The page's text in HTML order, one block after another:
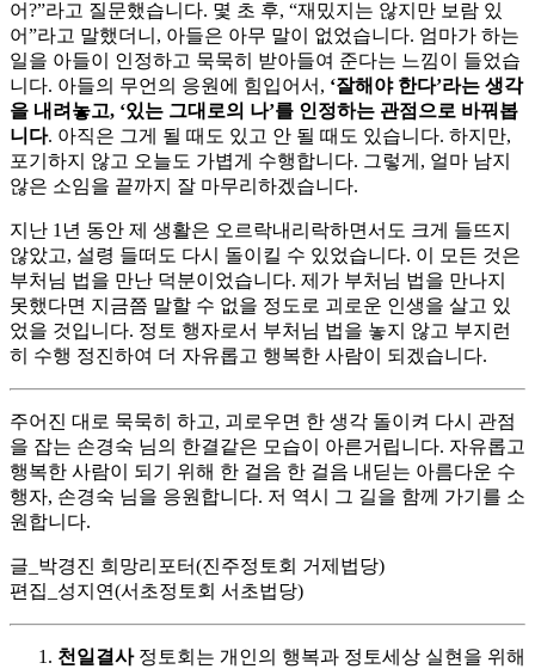
어?”라고 질문했습니다. 몇 초 후, “재밌지는 않지만 보람 있
어”라고 말했더니, 아들은 아무 말이 없었습니다. 엄마가 하는
일을 아들이 인정하고 묵묵히 받아들여 준다는 느낌이 들었습
니다. 아들의 무언의 응원에 힘입어서, ‘잘해야 한다’라는 생각
을 내려놓고, ‘있는 그대로의 나’를 인정하는 관점으로 바꿔봅
니다. 아직은 그게 될 때도 있고 안 될 때도 있습니다. 하지만,
포기하지 않고 오늘도 가볍게 수행합니다. 그렇게, 얼마 남지
않은 소임을 끝까지 잘 마무리하겠습니다.
지난 1년 동안 제 생활은 오르락내리락하면서도 크게 들뜨지
않았고, 설령 들떠도 다시 돌이킬 수 있었습니다. 이 모든 것은
부처님 법을 만난 덕분이었습니다. 제가 부처님 법을 만나지
못했다면 지금쯤 말할 수 없을 정도로 괴로운 인생을 살고 있
었을 것입니다. 정토 행자로서 부처님 법을 놓지 않고 부지런
히 수행 정진하여 더 자유롭고 행복한 사람이 되겠습니다.
주어진 대로 묵묵히 하고, 괴로우면 한 생각 돌이켜 다시 관점
을 잡는 손경숙 님의 한결같은 모습이 아른거립니다. 자유롭고
행복한 사람이 되기 위해 한 걸음 한 걸음 내딛는 아름다운 수
행자, 손경숙 님을 응원합니다. 저 역시 그 길을 함께 가기를 소
원합니다.
글_박경진 희망리포터(진주정토회 거제법당)
편집_성지연(서초정토회 서초법당)
천일결사정토회는 개인의 행복과 정토세상 실현을 위해